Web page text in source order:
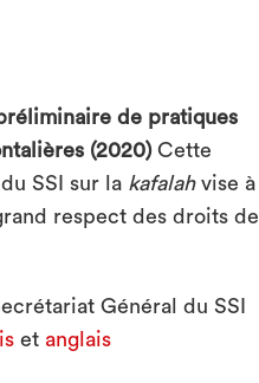
search
de pratiques
(2020)Cette
SSI sur la kafalahvise à
respect des droits de
Général du SSI
et anglais